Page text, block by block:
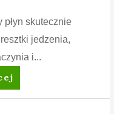
płyn skutecznie
jedzenia,
i...